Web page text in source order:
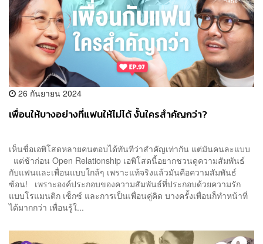
26 กันยายน 2024
เพื่อนให้บางอย่างที่แฟนให้ไม่ได้ งั้นใครสำคัญกว่า?
เห็นชื่อเอพิโสดหลายคนตอบได้ทันทีว่าสำคัญเท่ากัน แต่มันคนละแบบ
แต่ช้าก่อน Open Relationship เอพิโสดนี้อยากชวนดูความสัมพันธ์
กับแฟนและเพื่อนแบบใกล้ๆ เพราะแท้จริงแล้วมันคือความสัมพันธ์
ซ้อน! เพราะองค์ประกอบของความสัมพันธ์ที่ประกอบด้วยความรัก
แบบโรแมนติก เซ็กซ์ และการเป็นเพื่อนคู่คิด บางครั้งเพื่อนก็ทำหน้าที่
ได้มากกว่า เพื่อนรู้ใ...